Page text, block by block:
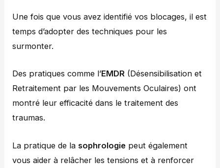
Une fois que vous avez identifié vos blocages, il est
temps d’adopter des techniques pour les
surmonter.
Des pratiques comme l’EMDR (Désensibilisation et
Retraitement par les Mouvements Oculaires) ont
montré leur efficacité dans le traitement des
traumas.
La pratique de la sophrologie peut également
vous aider à relâcher les tensions et à renforcer